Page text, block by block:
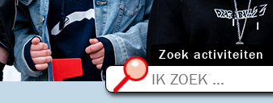
Zoek activiteiten
ZOEKEN